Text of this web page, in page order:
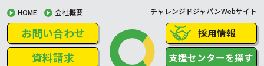
HOME 会社概要 チャレンジドジャパンWebサイト
お問い合わせ
資料請求
採用情報
支援センターを探す